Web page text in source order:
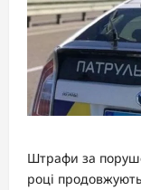
Штрафи за
році